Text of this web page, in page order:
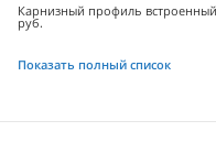
Карнизный профиль
руб.
Показать полный список